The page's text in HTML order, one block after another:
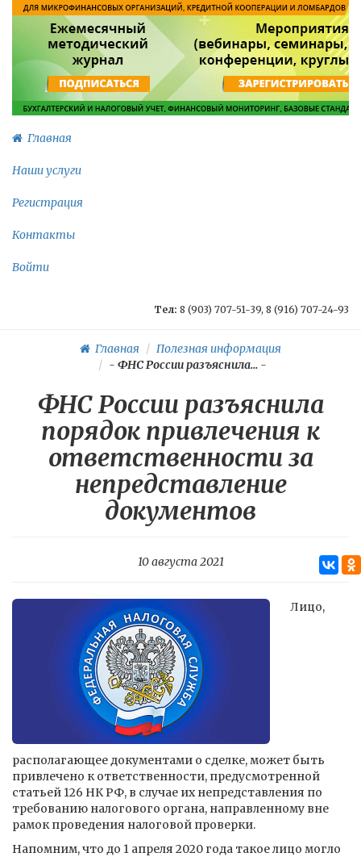
Главная
Наши услуги
Регистрация
Контакты
Войти
Тел: 8 (903) 707-51-39, 8 (916) 707-24-93
Главная
Полезная информация
- ФНС России разъяснила... -
ФНС России разъяснила
порядок привлечения к
ответственности за
непредставление
документов
10 августа 2021
Лицо,
располагающее документами о сделке, может быть
привлечено к ответственности, предусмотренной
статьей 126 НК РФ, в случае их непредставления по
требованию налогового органа, направленному вне
рамок проведения налоговой проверки.
Напомним, что до 1 апреля 2020 года такое лицо могло